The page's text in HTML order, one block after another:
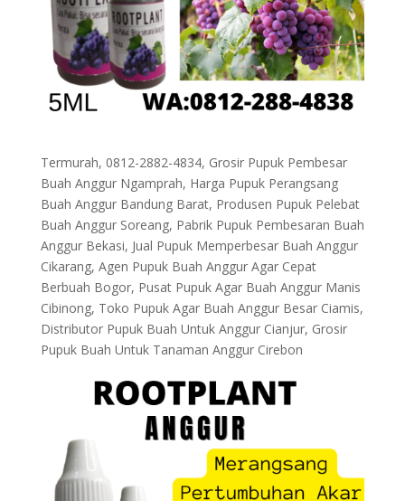
Termurah, 0812-2882-4834, Grosir Pupuk Pembesar
Buah Anggur Ngamprah, Harga Pupuk Perangsang
Buah Anggur Bandung Barat, Produsen Pupuk Pelebat
Buah Anggur Soreang, Pabrik Pupuk Pembesaran Buah
Anggur Bekasi, Jual Pupuk Memperbesar Buah Anggur
Cikarang, Agen Pupuk Buah Anggur Agar Cepat
Berbuah Bogor, Pusat Pupuk Agar Buah Anggur Manis
Cibinong, Toko Pupuk Agar Buah Anggur Besar Ciamis,
Distributor Pupuk Buah Untuk Anggur Cianjur, Grosir
Pupuk Buah Untuk Tanaman Anggur Cirebon